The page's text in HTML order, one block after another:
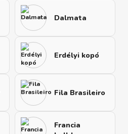
Dalmata
Erdélyi kopó
Fila Brasileiro
Francia